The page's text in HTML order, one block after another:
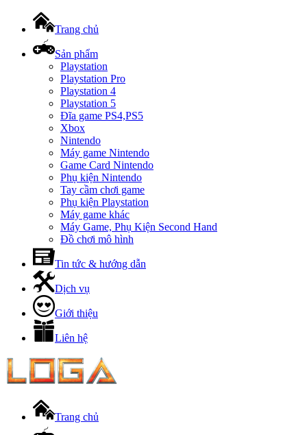
Trang chủ
Sản phẩm
Playstation
Playstation Pro
Playstation 4
Playstation 5
Đĩa game PS4,PS5
Xbox
Nintendo
Máy game Nintendo
Game Card Nintendo
Phụ kiện Nintendo
Tay cầm chơi game
Phụ kiện Playstation
Máy game khác
Máy Game, Phụ Kiện Second Hand
Đồ chơi mô hình
Tin tức & hướng dẫn
Dịch vụ
Giới thiệu
Liên hệ
Trang chủ